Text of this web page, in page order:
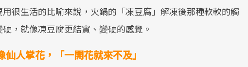
很生活的比喻來說，火鍋的「凍豆腐」解凍後那種軟軟的觸
，就像凍豆腐更結實、變硬的感覺。
人掌花，「一開花就來不及」